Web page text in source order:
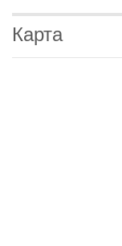
Карта